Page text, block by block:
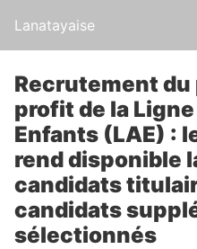
Lanatayaise
Recrutement du
profit de la
Enfants (LAE) :
rend disponible
candidats
candidats
sélectionnés